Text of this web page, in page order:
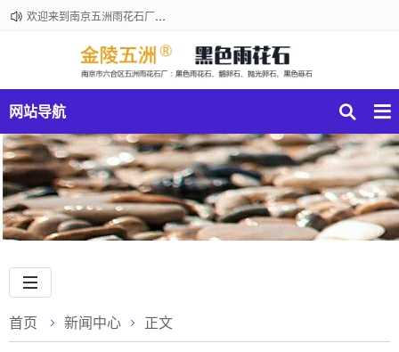
欢迎来到南京五洲雨花石厂黑色雨花石厂！咨询电话：18061210301
网站导航
首页 新闻中心 正文